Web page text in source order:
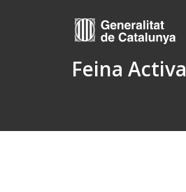
Feina Activa